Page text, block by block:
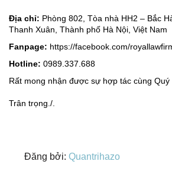
Địa chỉ: Phòng 802, Tòa nhà HH2 – Bắc
Thanh Xuân, Thành phố Hà Nội, Việt Nam
Fanpage: https://facebook.com/
Hotline: 0989.337.688
Rất mong nhận được sự hợp tác cùng Quý
Trân trọng./.
Đăng bởi: Quantrihazo